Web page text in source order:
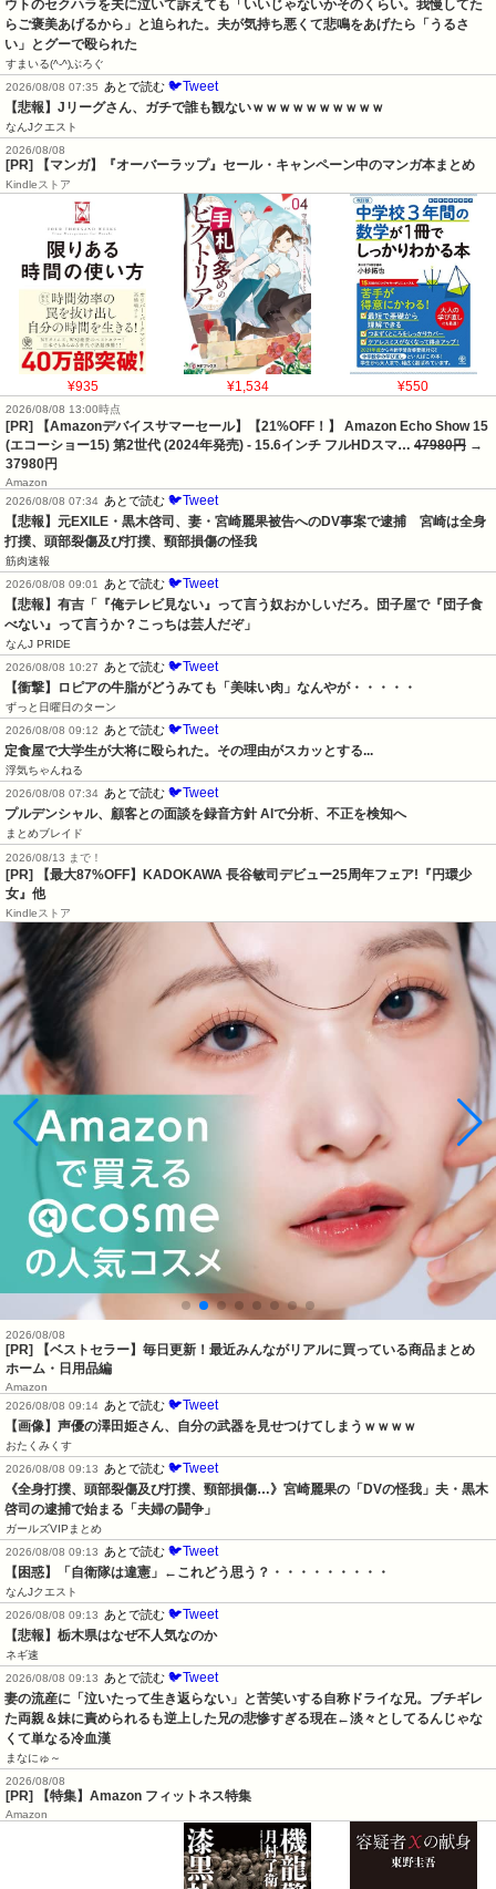
ウトのセクハラを夫に泣いて訴えても「いいじゃないかそのくらい。我慢してた
らご褒美あげるから」と迫られた。夫が気持ち悪くて悲鳴をあげたら「うるさ
い」とグーで殴られた
すまいる(^-^)ぶろぐ
2026/08/08 07:35
あとで読む 🐦Tweet
【悲報】Jリーグさん、ガチで誰も観ないｗｗｗｗｗｗｗｗｗｗ
なんJクエスト
2026/08/08
[PR] 【マンガ】『オーバーラップ』セール・キャンペーン中のマンガ本まとめ
Kindleストア
¥935 ¥1,534 ¥550
2026/08/08 13:00時点
[PR] 【Amazonデバイスサマーセール】【21%OFF！】 Amazon Echo Show 15
(エコーショー15) 第2世代 (2024年発売) - 15.6インチ フルHDスマ… 47980円 →
37980円
Amazon
2026/08/08 07:34 あとで読む 🐦Tweet
【悲報】元EXILE・黒木啓司、妻・宮崎麗果被告へのDV事案で逮捕　宮崎は全身
打撲、頭部裂傷及び打撲、頸部損傷の怪我
筋肉速報
2026/08/08 09:01
あとで読む 🐦Tweet
【悲報】有吉「『俺テレビ見ない』って言う奴おかしいだろ。団子屋で『団子食
べない』って言うか？こっちは芸人だぞ」
なんJ PRIDE
2026/08/08 10:27
あとで読む 🐦Tweet
【衝撃】ロピアの牛脂がどうみても「美味い肉」なんやが・・・・・
ずっと日曜日のターン
2026/08/08 09:12
あとで読む 🐦Tweet
定食屋で大学生が大将に殴られた。その理由がスカッとする...
浮気ちゃんねる
2026/08/08 07:34 あとで読む 🐦Tweet
プルデンシャル、顧客との面談を録音方針 AIで分析、不正を検知へ
まとめブレイド
2026/08/13 まで！
[PR] 【最大87%OFF】KADOKAWA 長谷敏司デビュー25周年フェア!『円環少
女』他
Kindleストア
2026/08/08
[PR] 【ベストセラー】毎日更新！最近みんながリアルに買っている商品まとめ
ホーム・日用品編
Amazon
2026/08/08 09:14 あとで読む 🐦Tweet
【画像】声優の澤田姫さん、自分の武器を見せつけてしまうｗｗｗｗ
おたくみくす
2026/08/08 09:13
あとで読む 🐦Tweet
《全身打撲、頭部裂傷及び打撲、頸部損傷…》宮崎麗果の「DVの怪我」夫・黒木
啓司の逮捕で始まる「夫婦の闘争」
ガールズVIPまとめ
2026/08/08 09:13
あとで読む 🐦Tweet
【困惑】「自衛隊は違憲」←これどう思う？・・・・・・・・・
なんJクエスト
2026/08/08 09:13
あとで読む 🐦Tweet
【悲報】栃木県はなぜ不人気なのか
ネギ速
2026/08/08 09:13
あとで読む 🐦Tweet
妻の流産に「泣いたって生き返らない」と苦笑いする自称ドライな兄。ブチギレ
た両親＆妹に責められるも逆上した兄の悲惨すぎる現在←淡々としてるんじゃな
くて単なる冷血漢
まなにゅ～
2026/08/08
[PR] 【特集】Amazon フィットネス特集
Amazon